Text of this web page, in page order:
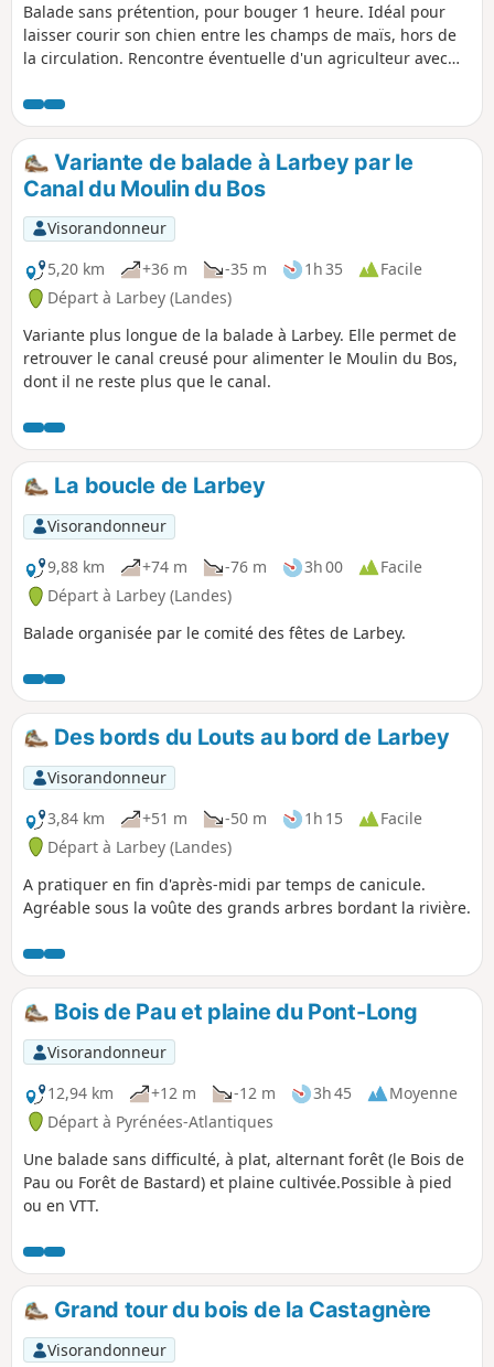
Balade sans prétention, pour bouger 1 heure. Idéal pour
laisser courir son chien entre les champs de maïs, hors de
la circulation. Rencontre éventuelle d'un agriculteur avec
Variante de balade à Larbey par le
Canal du Moulin du Bos
Visorandonneur
5,20 km
+36 m -35 m 1h 35
Facile
Départ à Larbey (Landes)
Variante plus longue de la balade à Larbey. Elle permet de
retrouver le canal creusé pour alimenter le Moulin du Bos,
dont il ne reste plus que le canal.
La boucle de Larbey
Visorandonneur
9,88 km
+74 m -76 m 3h 00
Facile
Départ à Larbey (Landes)
Balade organisée par le comité des fêtes de Larbey.
Des bords du Louts au bord de Larbey
Visorandonneur
3,84 km
+51 m -50 m 1h 15
Facile
Départ à Larbey (Landes)
A pratiquer en fin d'après-midi par temps de canicule.
Agréable sous la voûte des grands arbres bordant la rivière.
Bois de Pau et plaine du Pont-Long
Visorandonneur
12,94 km
+12 m -12 m 3h 45
Moyenne
Départ à Pyrénées-Atlantiques
Une balade sans difficulté, à plat, alternant forêt (le Bois de
Pau ou Forêt de Bastard) et plaine cultivée.Possible à pied
ou en VTT.
Grand tour du bois de la Castagnère
Visorandonneur